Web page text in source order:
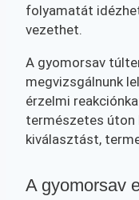
folyamatát
vezethet.
A gyomorsav
megvizsgálnunk
érzelmi
természetes úton
kiválasztást,
A gyomorsav